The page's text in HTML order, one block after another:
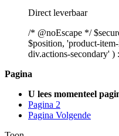
Direct leverbaar
/* @noEscape */
$position, 'product-
div.actions-secondary' )
Pagina
U lees momenteel
Pagina 2
Pagina Volgende